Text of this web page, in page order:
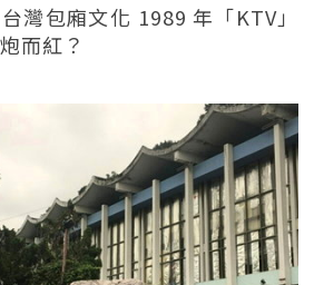
灣包廂文化 1989 年「KTV」
而紅？